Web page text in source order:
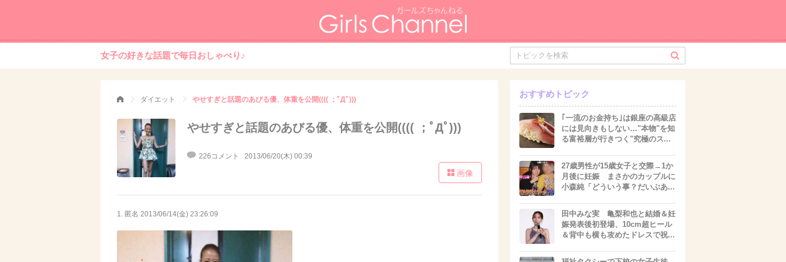
女子の好きな話題で毎日おしゃべり♪
ダイエット やせすぎと話題のあびる優、体重を公開(((( ；ﾟДﾟ)))
やせすぎと話題のあびる優、体重を公開(((( ；ﾟДﾟ)))
226コメント 2013/06/20(木) 00:39
画像
1. 匿名 2013/06/14(金) 23:26:09
おすすめトピック
｢一流のお金持ち｣は銀座の高級店
には見向きもしない…"本物"を知
る富裕層が行きつく"究極のス...
27歳男性が15歳女子と交際→1か
月後に妊娠 まさかのカップルに
小森純「どういう事？だいぶあ...
田中みな実 亀梨和也と結婚＆妊
娠発表後初登場、10cm超ヒール
＆背中も横も攻めたドレスで祝...